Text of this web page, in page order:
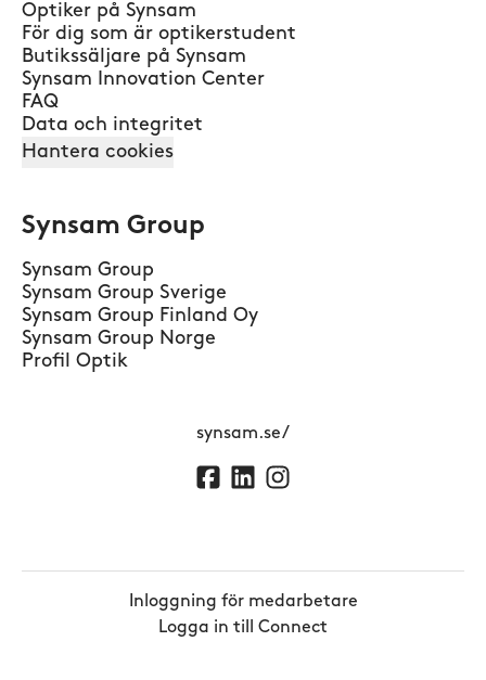
Optiker på Synsam
För dig som är optikerstudent
Butikssäljare på Synsam
Synsam Innovation Center
FAQ
Data och integritet
Hantera cookies
Synsam Group
Synsam Group
Synsam Group Sverige
Synsam Group Finland Oy
Synsam Group Norge
Profil Optik
synsam.se/
Inloggning för medarbetare
Logga in till Connect